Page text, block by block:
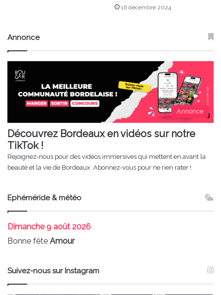
16 décembre 2024
Annonce
Annonce
Découvrez Bordeaux en vidéos sur notre
TikTok !
Rejoignez-nous pour des vidéos immersives qui mettent en avant la
beauté et la vie de Bordeaux. Abonnez-vous pour ne rien rater !
Ephéméride & météo
Dimanche9 août 2026
Bonne fête Amour
Suivez-nous sur Instagram